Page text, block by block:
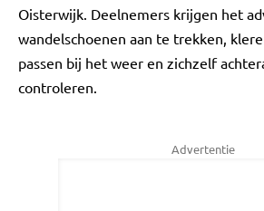
Oisterwijk. Deelnemers krijgen het
wandelschoenen aan te trekken,
passen bij het weer en zichzelf
controleren.
Advertentie